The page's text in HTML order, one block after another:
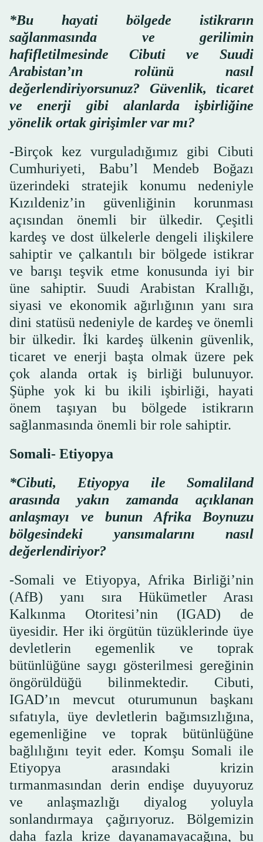
*Bu hayati bölgede istikrarın
sağlanmasında ve gerilimin
hafifletilmesinde Cibuti ve Suudi
Arabistan’ın rolünü nasıl
değerlendiriyorsunuz? Güvenlik, ticaret
ve enerji gibi alanlarda işbirliğine
yönelik ortak girişimler var mı?
-Birçok kez vurguladığımız gibi Cibuti
Cumhuriyeti, Babu’l Mendeb Boğazı
üzerindeki stratejik konumu nedeniyle
Kızıldeniz’in güvenliğinin korunması
açısından önemli bir ülkedir. Çeşitli
kardeş ve dost ülkelerle dengeli ilişkilere
sahiptir ve çalkantılı bir bölgede istikrar
ve barışı teşvik etme konusunda iyi bir
üne sahiptir. Suudi Arabistan Krallığı,
siyasi ve ekonomik ağırlığının yanı sıra
dini statüsü nedeniyle de kardeş ve önemli
bir ülkedir. İki kardeş ülkenin güvenlik,
ticaret ve enerji başta olmak üzere pek
çok alanda ortak iş birliği bulunuyor.
Şüphe yok ki bu ikili işbirliği, hayati
önem taşıyan bu bölgede istikrarın
sağlanmasında önemli bir role sahiptir.
Somali- Etiyopya
*Cibuti, Etiyopya ile Somaliland
arasında yakın zamanda açıklanan
anlaşmayı ve bunun Afrika Boynuzu
bölgesindeki yansımalarını nasıl
değerlendiriyor?
-Somali ve Etiyopya, Afrika Birliği’nin
(AfB) yanı sıra Hükümetler Arası
Kalkınma Otoritesi’nin (IGAD) de
üyesidir. Her iki örgütün tüzüklerinde üye
devletlerin egemenlik ve toprak
bütünlüğüne saygı gösterilmesi gereğinin
öngörüldüğü bilinmektedir. Cibuti,
IGAD’ın mevcut oturumunun başkanı
sıfatıyla, üye devletlerin bağımsızlığına,
egemenliğine ve toprak bütünlüğüne
bağlılığını teyit eder. Komşu Somali ile
Etiyopya arasındaki krizin
tırmanmasından derin endişe duyuyoruz
ve anlaşmazlığı diyalog yoluyla
sonlandırmaya çağırıyoruz. Bölgemizin
daha fazla krize dayanamayacağına, bu